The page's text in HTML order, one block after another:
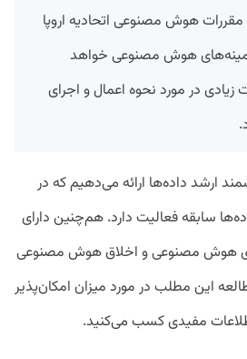
شد. مقررات هوش مصنوعی اتحادیه اروپا
زمینه‌های هوش مصنوعی خواهد
زیادی در مورد نحوه اعمال و اجرای
ارشد داده‌ها ارائه می‌دهیم که در
سابقه فعالیت دارد. هم‌چنین دارای
هوش مصنوعی و اخلاق هوش مصنوعی
این مطلب در مورد میزان امکان‌پذیر
مفیدی کسب می‌کنید.